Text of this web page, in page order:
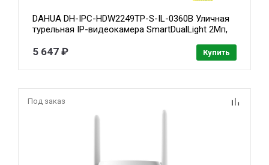
DAHUA DH-IPC-HDW2249TP-S-IL-0360B Уличная
турельная IP-видеокамера SmartDualLight 2Мп,
микрофон, ИК 30м, LED 30м, IP67, металл/
5 647 ₽ Купить
Под заказ